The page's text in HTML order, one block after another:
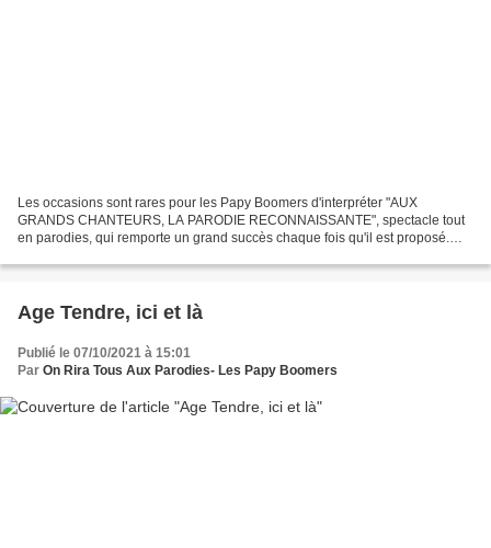
Les occasions sont rares pour les Papy Boomers d'interpréter "AUX
GRANDS CHANTEURS, LA PARODIE RECONNAISSANTE", spectacle tout
en parodies, qui remporte un grand succès chaque fois qu'il est proposé.
Age Tendre, ici et là
Publié le 07/10/2021 à 15:01
Par On Rira Tous Aux Parodies- Les Papy Boomers